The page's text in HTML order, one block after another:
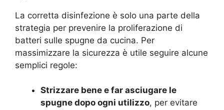
La corretta disinfezione è solo una parte della
strategia per prevenire la proliferazione di
batteri sulle spugne da cucina. Per
massimizzare la sicurezza è utile seguire alcune
semplici regole:
Strizzare bene e far asciugare le
spugne dopo ogni utilizzo, per evitare